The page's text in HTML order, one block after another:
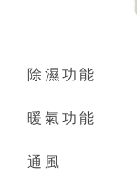
除濕功能
暖氣功能
通風